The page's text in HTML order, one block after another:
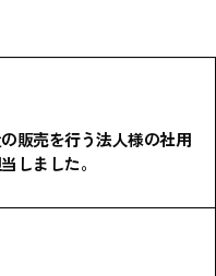
販売を行う法人様の社用
しました。